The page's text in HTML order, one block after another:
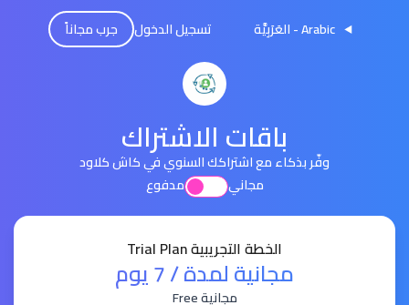
تسجيل الدخول جرب مجاناً
باقات الاشتراك
وفّر بذكاء مع اشتراكك السنوي في كاش كلاود
مجاني
مدفوع
الخطة التجريبية Trial Plan
مجانية لمدة / 7 يوم
مجانية Free